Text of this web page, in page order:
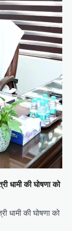
धामी की घोषणा को
धामी की घोषणा को